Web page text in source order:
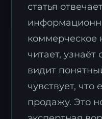
статья
коммерческое
читает,
видит
чувствует, что
продажу. Это